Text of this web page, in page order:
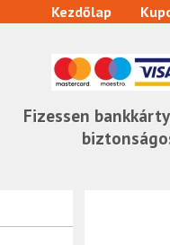
Fizessen
Kezdőlap